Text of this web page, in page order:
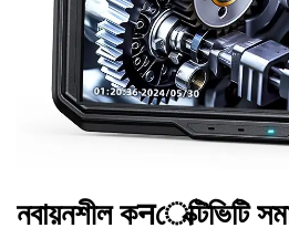
নবায়নশীল কनেক্টিভিটি